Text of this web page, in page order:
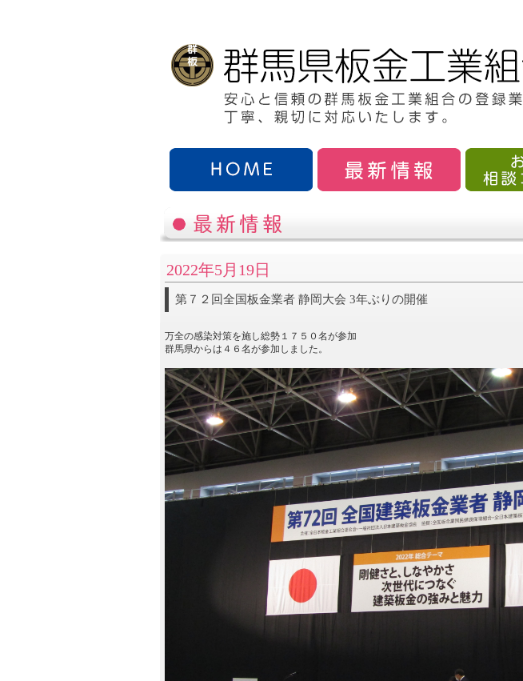
2022年5月19日
第７２回全国板金業者 静岡大会 3年ぶりの開催
万全の感染対策を施し総勢１７５０名が参加
群馬県からは４６名が参加しました。